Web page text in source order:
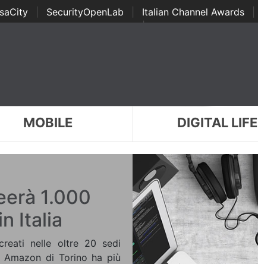
SecurityOpenLab Italian Channel Awards
Awards | ...
MOBILE DIGITAL LIFE
1.000
Italia
nelle oltre 20 sedi
di Torino ha più